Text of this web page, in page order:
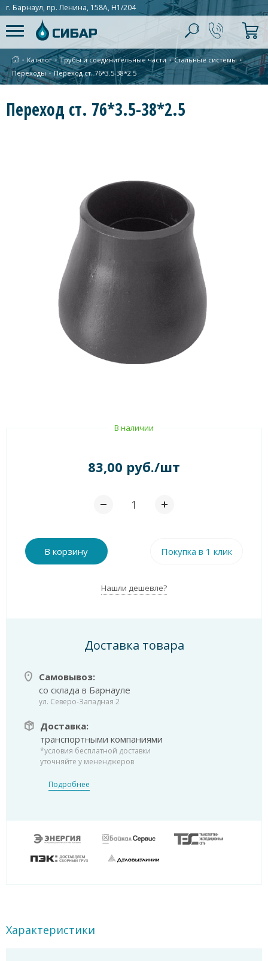
г. Барнаул, пр. Ленина, 158А, Н1/204
∙ Каталог ∙Трубы и соединительные части ∙Стальные системы ∙
Переходы ∙Переход ст. 76*3.5-38*2.5
Переход ст. 76*3.5-38*2.5
В наличии
83,00 руб./шт
В корзину Покупка в 1 клик
Нашли дешевле?
Доставка товара
Самовывоз:
со склада в Барнауле
ул. Северо-Западная 2
Доставка:
транспортными компаниями
*условия бесплатной доставки
уточняйте у мененджеров
Подробнее
Характеристики